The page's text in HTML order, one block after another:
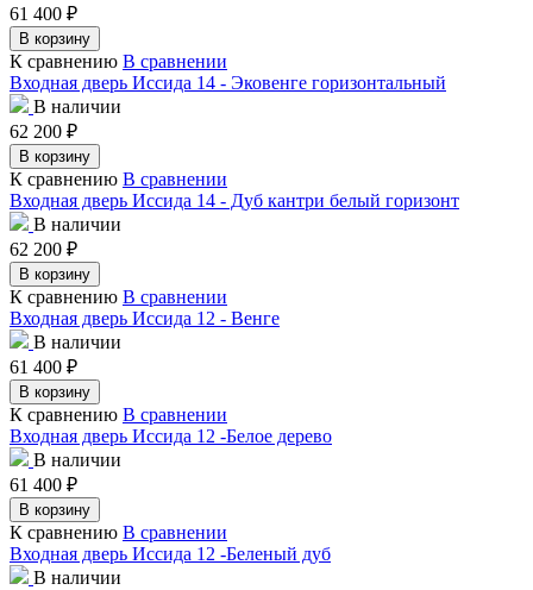
61 400 ₽
В корзину
К сравнению В сравнении
Входная дверь Иссида 14 - Эковенге горизонтальный
В наличии
62 200 ₽
В корзину
К сравнению В сравнении
Входная дверь Иссида 14 - Дуб кантри белый горизонт
В наличии
62 200 ₽
В корзину
К сравнению В сравнении
Входная дверь Иссида 12 - Венге
В наличии
61 400 ₽
В корзину
К сравнению В сравнении
Входная дверь Иссида 12 -Белое дерево
В наличии
61 400 ₽
В корзину
К сравнению В сравнении
Входная дверь Иссида 12 -Беленый дуб
В наличии